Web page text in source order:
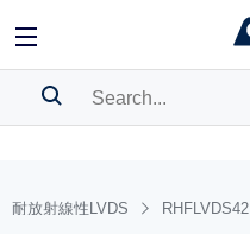
BOOKMARK
耐放射線性LVDS RHFLVDS42